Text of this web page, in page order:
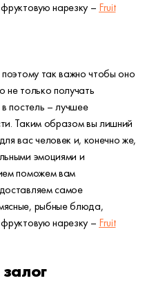
нарезку – Fruit
так важно чтобы оно
не только получать
постель – лучшее
Таким образом вы лишний
вас человек и, конечно же,
эмоциями и
поможем вам
самое
рыбные блюда,
нарезку – Fruit